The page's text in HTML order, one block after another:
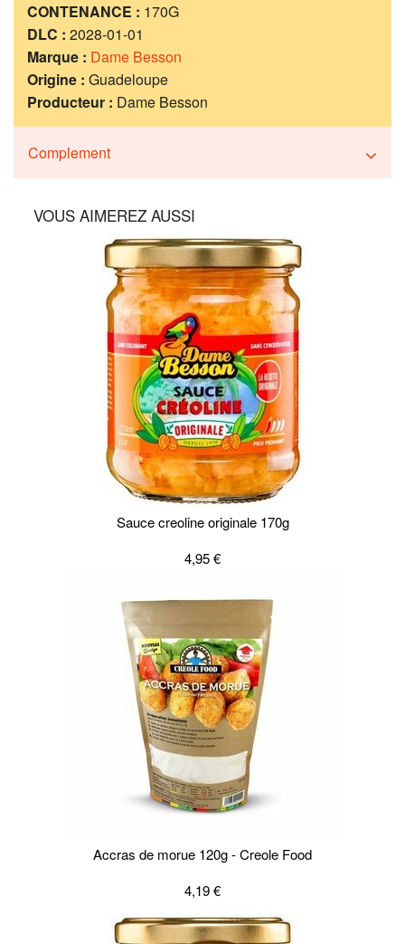
CONTENANCE : 170G
DLC : 2028-01-01
Marque : Dame Besson
Origine : Guadeloupe
Producteur : Dame Besson
Complement
VOUS AIMEREZ AUSSI
Sauce creoline originale 170g
4,95 €
Accras de morue 120g - Creole Food
4,19 €